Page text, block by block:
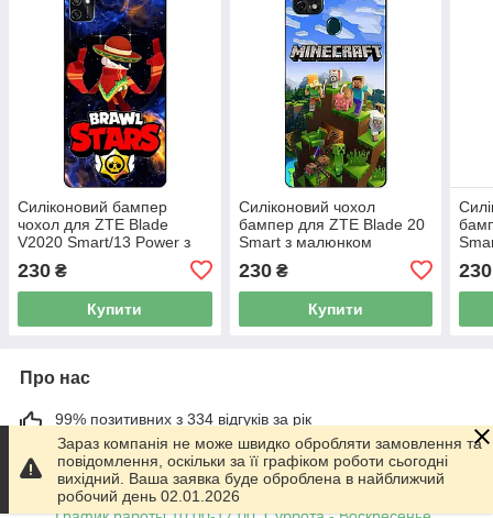
Силіконовий бампер
чохол для ZTE Blade
V2020 Smart/13 Power з
Героєм Космічний Бравл
Едгар
230 ₴
Купити
Силіконовий чохол
бампер для ZTE Blade 20
Smart з малюнком
230₴
Купити
230
Про нас
99% позитивних з 334 відгуків за рік
Працює з 01.06.2014
м. Харків
Зараз компанія не може швидко обробляти замовлення та
повідомлення, оскільки за її графіком роботи сьогодні
вихідний. Ваша заявка буде оброблена в найближчий
робочий день 02.01.2026